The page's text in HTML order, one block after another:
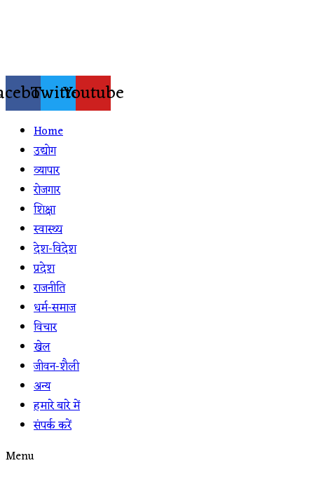
TwitterYoutube
Home
उद्योग
व्यापार
रोजगार
शिक्षा
स्वास्थ्य
देश-विदेश
प्रदेश
राजनीति
धर्म-समाज
विचार
खेल
जीवन-शैली
अन्य
हमारे बारे में
संपर्क करें
Menu